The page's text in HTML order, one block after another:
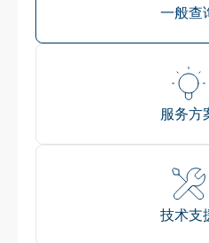
一般查
服务方
技术支